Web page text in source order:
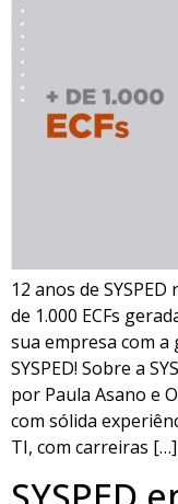
12 anos de
de 1.000 ECFs
sua empresa com a
SYSPED! Sobre a
por Paula Asano e
com sólida
TI, com carreiras […]